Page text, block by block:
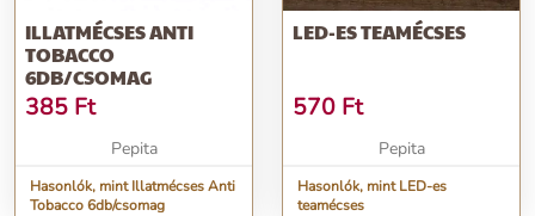
ILLATMÉCSES ANTI
TOBACCO
6DB/CSOMAG
385 Ft
Pepita
Hasonlók, mint Illatmécses Anti
Tobacco 6db/csomag
LED-ES TEAMÉCSES
570 Ft
Pepita
Hasonlók, mint LED-es
teamécses